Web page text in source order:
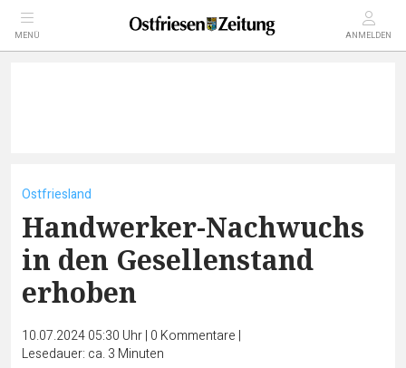
MENÜ ANMELDEN
Ostfriesland
Handwerker-Nachwuchs
in den Gesellenstand
erhoben
10.07.2024 05:30 Uhr| 0 Kommentare |
Lesedauer: ca. 3 Minuten